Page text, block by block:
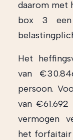
daarom met
box 3 een
Het
van
persoon.
van
vermogen
het forfaitair